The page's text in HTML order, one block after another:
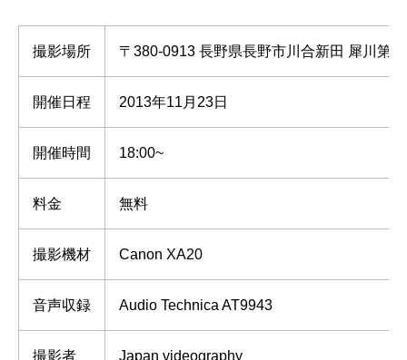
撮影場所 〒380-0913 長野県長野市川合新田 犀川第
開催日程 2013年11月23日
開催時間 18:00~
料金 無料
撮影機材 Canon XA20
音声収録 Audio Technica AT9943
撮影者 Japan videography